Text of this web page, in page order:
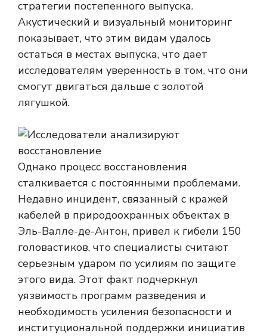
стратегии постепенного выпуска.
Акустический и визуальный мониторинг
показывает, что этим видам удалось
остаться в местах выпуска, что дает
исследователям уверенность в том, что они
смогут двигаться дальше с золотой
лягушкой.
Однако процесс восстановления
сталкивается с постоянными проблемами.
Недавно инцидент, связанный с кражей
кабелей в природоохранных объектах в
Эль-Валле-де-Антон, привел к гибели 150
головастиков, что специалисты считают
серьезным ударом по усилиям по защите
этого вида. Этот факт подчеркнул
уязвимость программ разведения и
необходимость усиления безопасности и
институциональной поддержки инициатив